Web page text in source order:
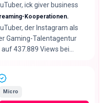
ick giver business
Kooperationen.
der Instagram als
Gaming-Talentagentur
437.889 Views bei
hier.
Micro